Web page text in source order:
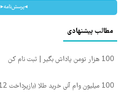
◂پرسش‌نامه▸
مطالب پیشنهادی
100 هزار تومن پاداش بگیر | ثبت نام کن
100 میلیون وام آنی خرید طلا (بازپرداخت 12 ماهه)